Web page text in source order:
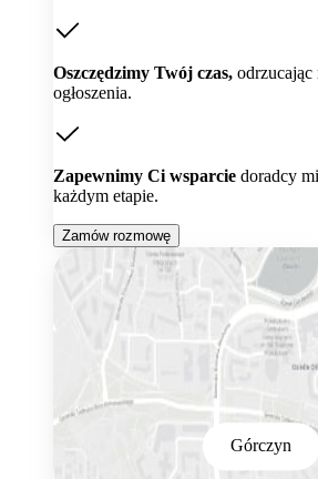
Oszczędzimy Twój czas, odrzucając
ogłoszenia.
Zapewnimy Ci wsparcie doradcy
każdym etapie.
Zamów rozmowę
Górczyn